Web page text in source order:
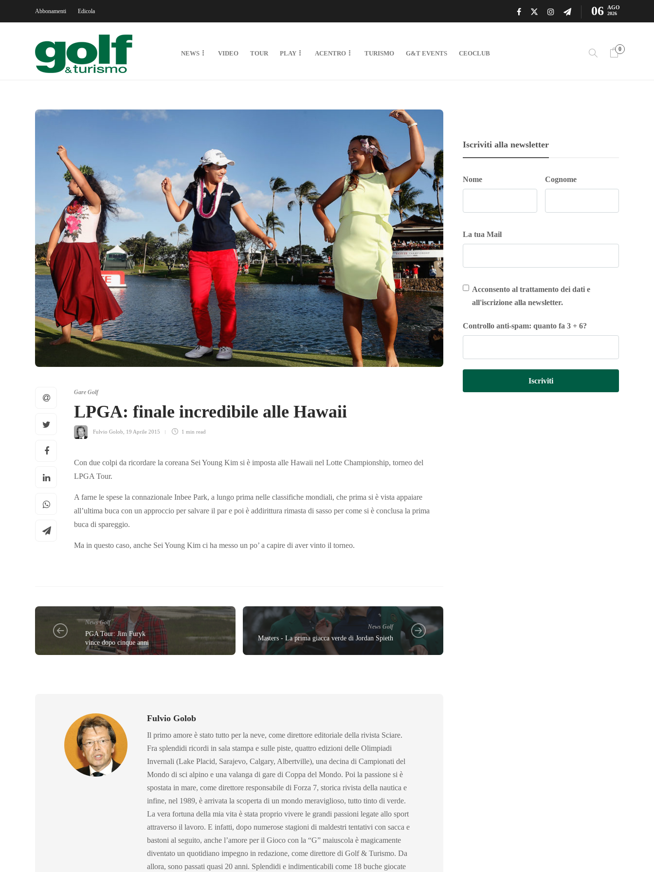
Abbonamenti Edicola 06 AGO
2026
NEWS VIDEO TOUR PLAY ACENTRO TURISMO G&T EVENTS CEOCLUB
0
Gare Golf
LPGA: finale incredibile alle Hawaii
Fulvio Golob 19 Aprile 2015 1 min read
Con due colpi da ricordare la coreana Sei Young Kim si è imposta alle Hawaii nel Lotte Championship, torneo del
LPGA Tour.
A farne le spese la connazionale Inbee Park, a lungo prima nelle classifiche mondiali, che prima si è vista appaiare
all’ultima buca con un approccio per salvare il par e poi è addirittura rimasta di sasso per come si è conclusa la prima
buca di spareggio.
Ma in questo caso, anche Sei Young Kim ci ha messo un po’ a capire di aver vinto il torneo.
News Golf
PGA Tour: Jim Furyk
vince dopo cinque anni
News Golf
Masters - La prima giacca verde di Jordan Spieth
Fulvio Golob
Il primo amore è stato tutto per la neve, come direttore editoriale della rivista Sciare.
Fra splendidi ricordi in sala stampa e sulle piste, quattro edizioni delle Olimpiadi
Invernali (Lake Placid, Sarajevo, Calgary, Albertville), una decina di Campionati del
Mondo di sci alpino e una valanga di gare di Coppa del Mondo. Poi la passione si è
spostata in mare, come direttore responsabile di Forza 7, storica rivista della nautica e
infine, nel 1989, è arrivata la scoperta di un mondo meraviglioso, tutto tinto di verde.
La vera fortuna della mia vita è stata proprio vivere le grandi passioni legate allo sport
attraverso il lavoro. E infatti, dopo numerose stagioni di maldestri tentativi con sacca e
bastoni al seguito, anche l’amore per il Gioco con la “G” maiuscola è magicamente
diventato un quotidiano impegno in redazione, come direttore di Golf & Turismo. Da
allora, sono passati quasi 20 anni. Splendidi e indimenticabili come 18 buche giocate
Iscriviti alla newsletter
Nome Cognome
La tua Mail
Acconsento al trattamento dei dati e
all'iscrizione alla newsletter.
Controllo anti-spam: quanto fa 3 + 6?
Iscriviti